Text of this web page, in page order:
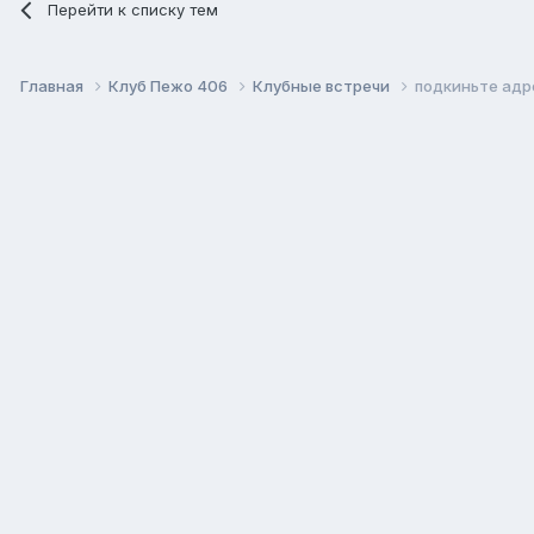
Перейти к списку тем
Главная Клуб Пежо 406 Клубные встречи подкиньте